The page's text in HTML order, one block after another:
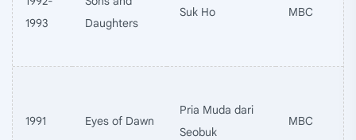
1993
Daughters
Suk Ho MBC
1991 Eyes of Dawn
Pria Muda dari
Seobuk
MBC